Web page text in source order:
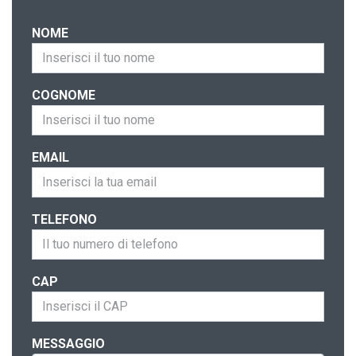
NOME
COGNOME
EMAIL
TELEFONO
CAP
MESSAGGIO